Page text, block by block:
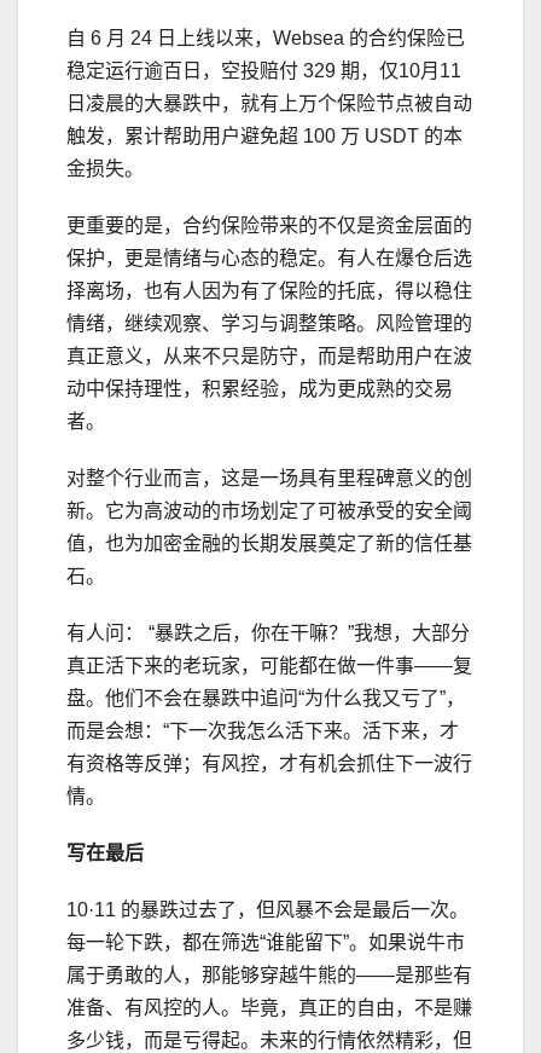
自 6 月 24 日上线以来，Websea 的合约保险已
稳定运行逾百日，空投赔付 329 期，仅10月11
日凌晨的大暴跌中，就有上万个保险节点被自动
触发，累计帮助用户避免超 100 万 USDT 的本
金损失。
更重要的是，合约保险带来的不仅是资金层面的
保护，更是情绪与心态的稳定。有人在爆仓后选
择离场，也有人因为有了保险的托底，得以稳住
情绪，继续观察、学习与调整策略。风险管理的
真正意义，从来不只是防守，而是帮助用户在波
动中保持理性，积累经验，成为更成熟的交易
者。
对整个行业而言，这是一场具有里程碑意义的创
新。它为高波动的市场划定了可被承受的安全阈
值，也为加密金融的长期发展奠定了新的信任基
石。
有人问： “暴跌之后，你在干嘛？”我想，大部分
真正活下来的老玩家，可能都在做一件事——复
盘。他们不会在暴跌中追问“为什么我又亏了”，
而是会想：“下一次我怎么活下来。活下来，才
有资格等反弹；有风控，才有机会抓住下一波行
情。
写在最后
10·11 的暴跌过去了，但风暴不会是最后一次。
每一轮下跌，都在筛选“谁能留下”。如果说牛市
属于勇敢的人，那能够穿越牛熊的——是那些有
准备、有风控的人。毕竟，真正的自由，不是赚
多少钱，而是亏得起。未来的行情依然精彩，但